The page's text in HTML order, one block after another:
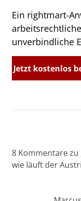
Ein rightmart-
unverbindliche
Jetzt kostenlos
8 Kommentare zu
wie läuft der